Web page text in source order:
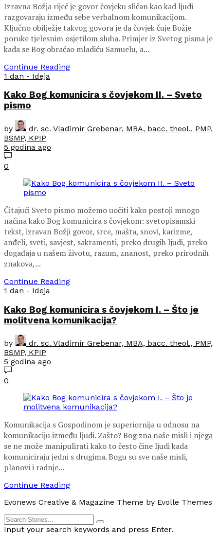
Izravna Božja riječ je govor čovjeku sličan kao kad ljudi
razgovaraju između sebe verbalnom komunikacijom.
Ključno obilježje takvog govora je da čovjek čuje Božje
poruke tjelesnim osjetilom sluha. Primjer iz Svetog pisma je
kada se Bog obraćao mladiću Samuelu, a...
Continue Reading
1 dan - Ideja
Kako Bog komunicira s čovjekom II. – Sveto
pismo
by
dr. sc. Vladimir Grebenar, MBA, bacc. theol., PMP,
BSMP, KPIP
5 godina ago
0
Čitajući Sveto pismo možemo uočiti kako postoji mnogo
načina kako Bog komunicira s čovjekom: svetopisamski
tekst, izravan Božji govor, srce, mašta, snovi, karizme,
anđeli, sveti, savjest, sakramenti, preko drugih ljudi, preko
događaja u našem životu, razum, znanost, preko prirodnih
znakova,...
Continue Reading
1 dan - Ideja
Kako Bog komunicira s čovjekom I. – Što je
molitvena komunikacija?
by
dr. sc. Vladimir Grebenar, MBA, bacc. theol., PMP,
BSMP, KPIP
5 godina ago
0
Komunikacija s Gospodinom je superiornija u odnosu na
komunikaciju između ljudi. Zašto? Bog zna naše misli i njega
se ne može manipulirati kako to često čine ljudi kada
komuniciraju jedni s drugima. Bogu su sve naše misli,
planovi i radnje...
Continue Reading
Evonews Creative & Magazine Theme by Evolle Themes
Input your search keywords and press Enter.